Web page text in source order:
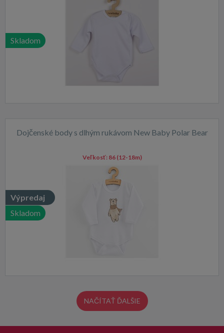
Skladom
Dojčenské body s dlhým rukávom New Baby Polar Bear
Výpredaj
Skladom
Veľkosť: 86 (12-18m)
NAČÍTAŤ ĎALŠIE